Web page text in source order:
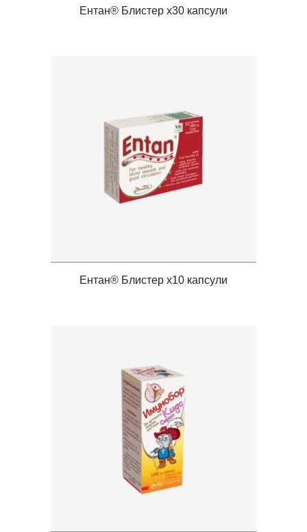
Ентан® Блистер x30 капсули
Ентан® Блистер x10 капсули